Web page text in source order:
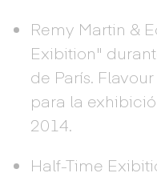
Remy Martin &
Exibition"
de París.
para la
2014.
Half-Time